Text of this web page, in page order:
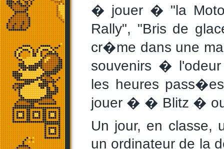
� jouer � "la Moto
Rally", "Bris de
cr�me dans une
souvenirs �
les heures
jouer � � Blitz �
Un jour, en classe,
un ordinateur de